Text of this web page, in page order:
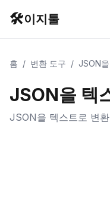
🛠️이지툴
홈 / 변환 도구 / JSON
JSON을 텍
JSON을 텍스트로 변